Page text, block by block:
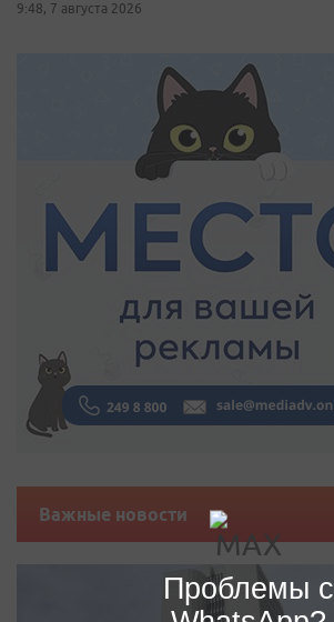
9:48, 7 августа 2026
Важные новости
Проблемы с